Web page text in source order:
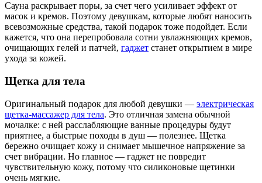
Сауна раскрывает поры, за счет чего усиливает эффект от
масок и кремов. Поэтому девушкам, которые любят наносить
всевозможные средства, такой подарок тоже подойдет. Если
кажется, что она перепробовала сотни увлажняющих кремов,
очищающих гелей и патчей, гаджет станет открытием в мире
ухода за кожей.
Щетка для тела
Оригинальный подарок для любой девушки — электрическая
щетка-массажер для тела. Это отличная замена обычной
мочалке: с ней расслабляющие ванные процедуры будут
приятнее, а быстрые походы в душ — полезнее. Щетка
бережно очищает кожу и снимает мышечное напряжение за
счет вибрации. Но главное — гаджет не повредит
чувствительную кожу, потому что силиконовые щетинки
очень мягкие.